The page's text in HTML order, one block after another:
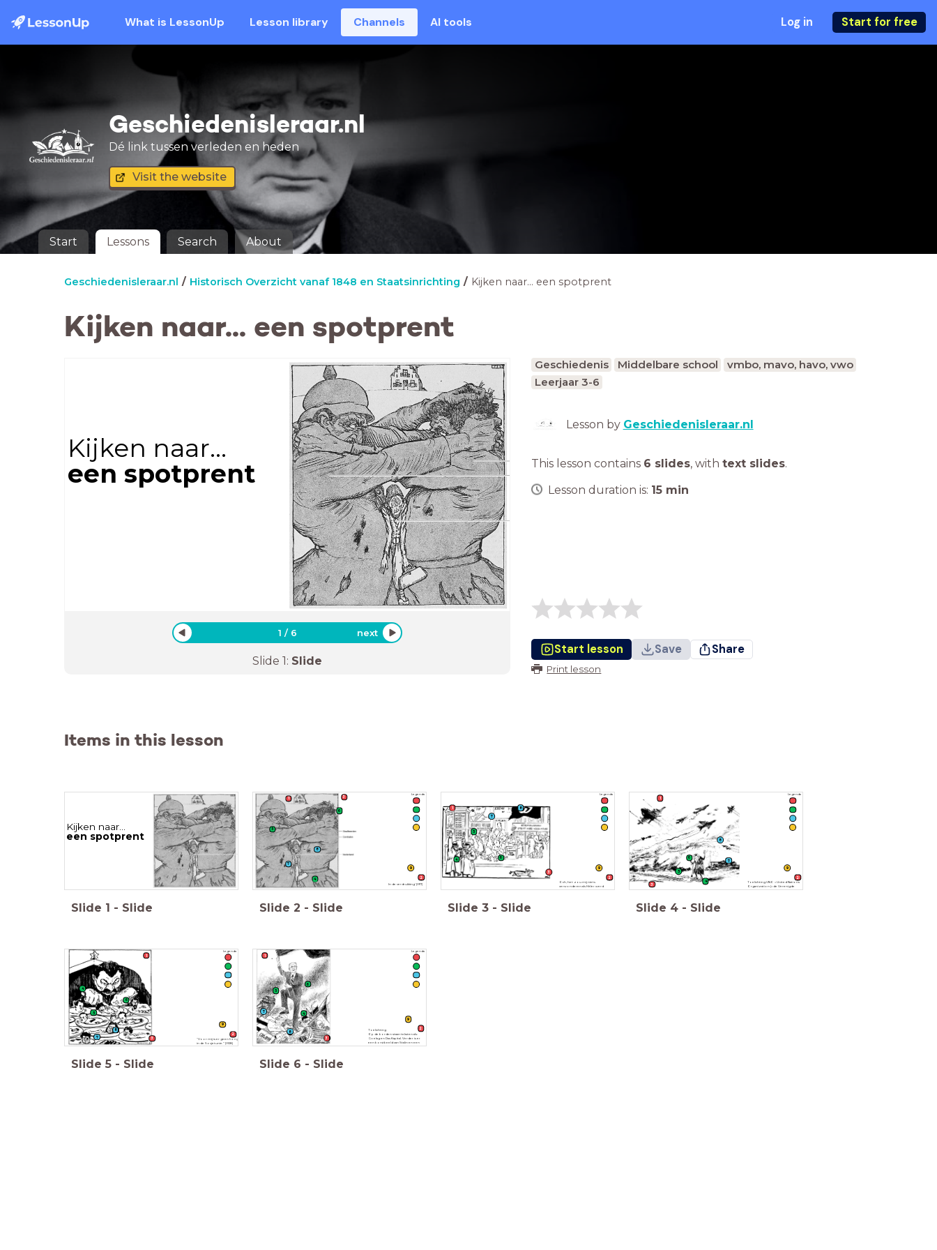
What is LessonUp Lesson library Channels AI tools Log in Start for free
Geschiedenisleraar.nl
Dé link tussen verleden en heden
Visit the website
Start Lessons Search About
Geschiedenisleraar.nl Historisch Overzicht vanaf 1848 en Staatsinrichting Kijken naar... een spotprent
Kijken naar... een spotprent
Kijken naar...
een spotprent
1 / 6 next
Slide 1: Slide
Geschiedenis Middelbare school
vmbo, mavo, havo, vwo
Leerjaar 3-6
Lesson by Geschiedenisleraar.nl
This lesson contains 6 slides, with text slides.
Lesson duration is: 15 min
Start lesson Save Share
Print lesson
Items in this lesson
Kijken naar...
een spotprent
Slide 1 - Slide
1
2
3
In de verdrukking' (1917)
4
5
6
7
8
Legenda
9
Slide 2 - Slide
1
2
3
Och, het zou mij niets
verwonderen als Hitler werd
gekozen.
4
5
6
7
8
Legenda
9
Slide 3 - Slide
1
2
3
Toelichting UNO = United Nations
Organization (= de Verenigde
Naties)
4
5
6
7
8
Legenda
9
Slide 4 - Slide
1
2
3
“Voor mij is er geen honger
in de Sovjetunie.” (1928)
4
5
6
7
8
Legenda
9
Slide 5 - Slide
1
2
3
Toelichting
Op de borden staan teksten als:
Goelag en Das Kapital. Verder is er
een borstbeeld van Stalin en een
portret van Lenin te zien.
4
5
6
7
8
Legenda
9
Slide 6 - Slide